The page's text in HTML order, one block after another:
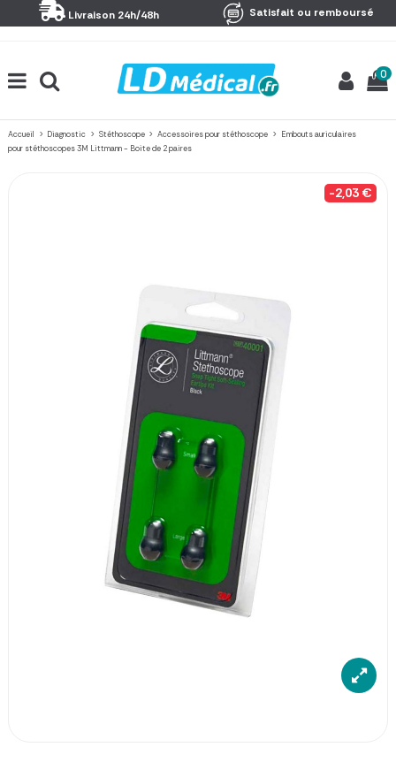
Livraison 24h/48h Satisfait ou remboursé
0
Accueil Diagnostic Stéthoscope Accessoires pour stéthoscope
Embouts auriculaires
pour stéthoscopes 3M Littmann - Boite de 2 paires
-2,03 €
Panneau de gestion des cookies